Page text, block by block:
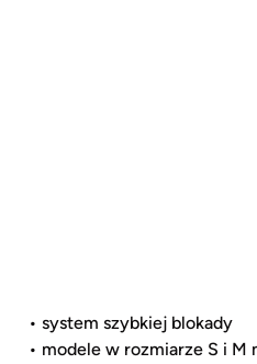
• system szybkiej blokady
• modele w rozmiarze S i M